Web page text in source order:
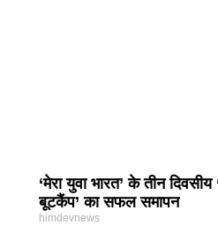
‘मेरा युवा भारत’ के तीन
बूटकैंप’ का सफल समापन
himdevnews